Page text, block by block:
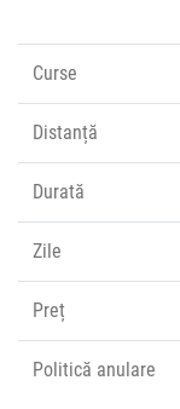
Curse
Distanță
Durată
Zile
Preț
Politică anulare